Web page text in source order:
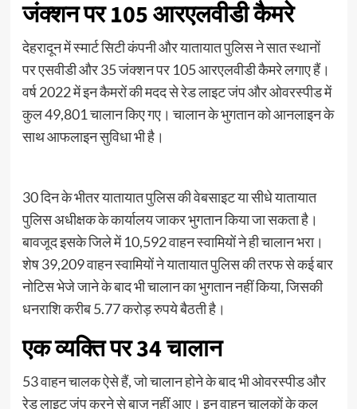
जंक्शन पर 105 आरएलवीडी कैमरे
देहरादून में स्मार्ट सिटी कंपनी और यातायात पुलिस ने सात स्थानों
पर एसवीडी और 35 जंक्शन पर 105 आरएलवीडी कैमरे लगाए हैं।
वर्ष 2022 में इन कैमरों की मदद से रेड लाइट जंप और ओवरस्पीड में
कुल 49,801 चालान किए गए। चालान के भुगतान को आनलाइन के
साथ आफलाइन सुविधा भी है।
30 दिन के भीतर यातायात पुलिस की वेबसाइट या सीधे यातायात
पुलिस अधीक्षक के कार्यालय जाकर भुगतान किया जा सकता है।
बावजूद इसके जिले में 10,592 वाहन स्वामियों ने ही चालान भरा।
शेष 39,209 वाहन स्वामियों ने यातायात पुलिस की तरफ से कई बार
नोटिस भेजे जाने के बाद भी चालान का भुगतान नहीं किया, जिसकी
धनराशि करीब 5.77 करोड़ रुपये बैठती है।
एक व्यक्ति पर 34 चालान
53 वाहन चालक ऐसे हैं, जो चालान होने के बाद भी ओवरस्पीड और
रेड लाइट जंप करने से बाज नहीं आए। इन वाहन चालकों के कुल